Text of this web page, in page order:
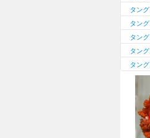
タン
タン
タン
タン
タン